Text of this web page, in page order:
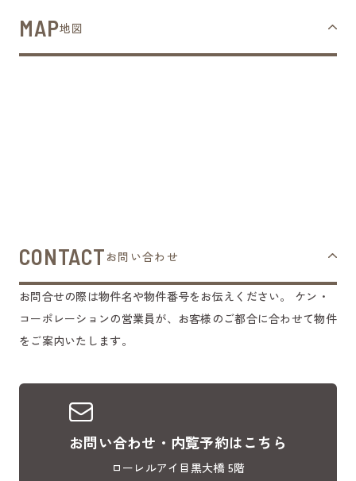
MAP地図
CONTACT お問い合わせ
お問合せの際は物件名や物件番号をお伝えください。
ケン・
コーポレーションの営業員が、お客様のご都合に合わせて物件
をご案内いたします。
お問い合わせ・内覧予約はこちら
ローレルアイ目黒大橋 5階